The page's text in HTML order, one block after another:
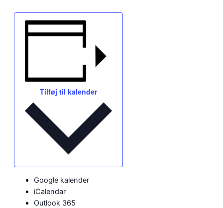
Tilføj til kalender
Google kalender
iCalendar
Outlook 365